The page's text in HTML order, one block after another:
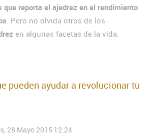
que reporta el ajedrez en el rendimiento
. Pero no olvida otros de los
en algunas facetas de la vida.
pueden ayudar a revolucionar tu
28 Mayo 2015 12:24